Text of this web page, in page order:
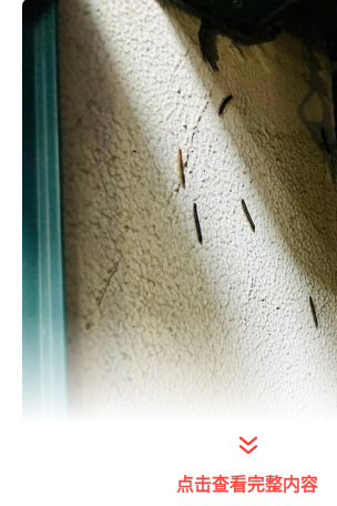
点击查看完整内容